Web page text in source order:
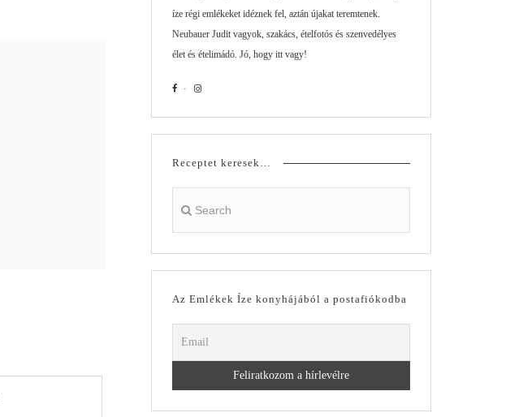
íze régi emlékeket idéznek fel, aztán újakat teremtenek.
Neubauer Judit vagyok, szakács, ételfotós és szenvedélyes
élet és ételimádó. Jó, hogy itt vagy!
Receptet keresek…
Az Emlékek Íze konyhájából a postafiókodba